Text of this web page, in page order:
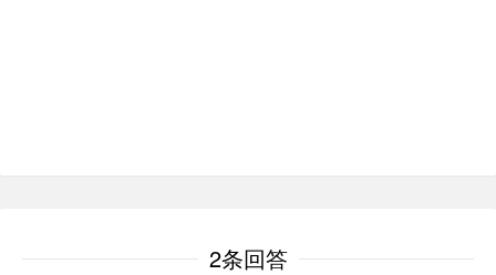
2条回答